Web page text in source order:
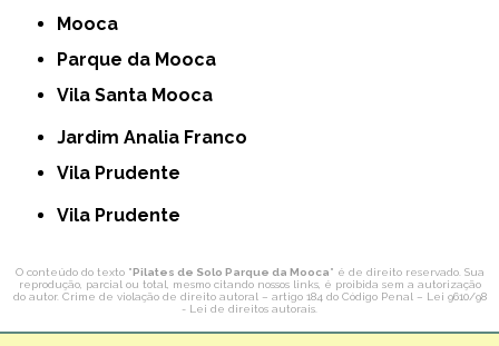
Mooca
Parque da Mooca
Vila Santa Mooca
Jardim Analia Franco
Vila Prudente
Vila Prudente
O conteúdo do texto "Pilates de Solo Parque da Mooca" é de direito reservado. Sua
reprodução, parcial ou total, mesmo citando nossos links, é proibida sem a autorização
do autor. Crime de violação de direito autoral – artigo 184 do Código Penal – Lei 9610/98
- Lei de direitos autorais